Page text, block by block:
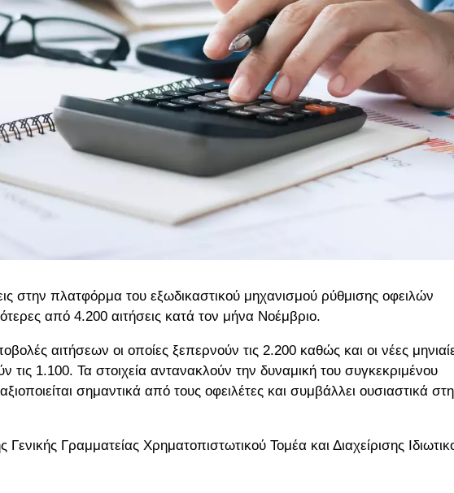
στην πλατφόρμα του εξωδικαστικού μηχανισμού ρύθμισης οφειλών
από 4.200 αιτήσεις κατά τον μήνα Νοέμβριο.
αιτήσεων οι οποίες ξεπερνούν τις 2.200 καθώς και οι νέες
τις 1.100. Τα στοιχεία αντανακλούν την δυναμική του συγκεκριμένου
σημαντικά από τους οφειλέτες και συμβάλλει ουσιαστικά
Γραμματείας Χρηματοπιστωτικού Τομέα και Διαχείρισης